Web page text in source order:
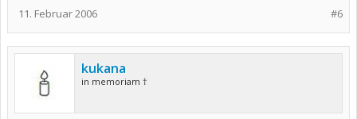
#6
11. Februar 2006
kukana
in memoriam †